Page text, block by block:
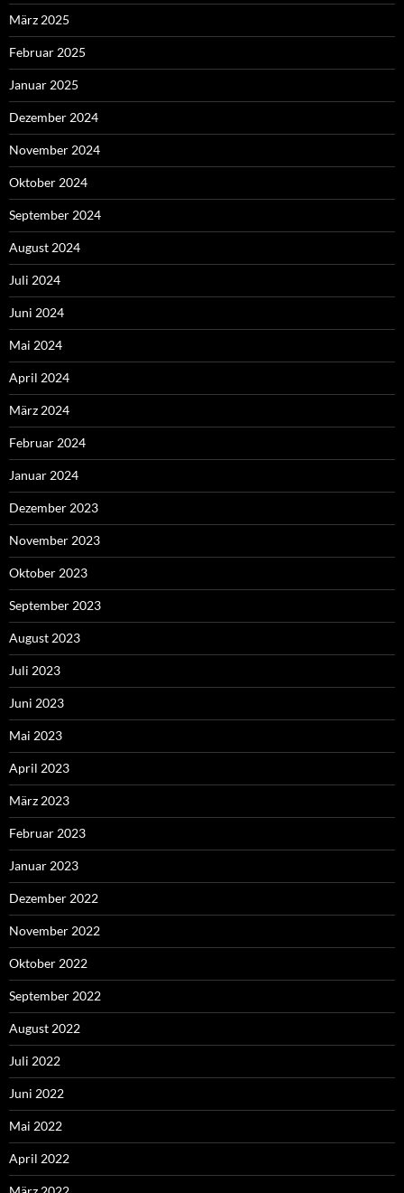
März 2025
Februar 2025
Januar 2025
Dezember 2024
November 2024
Oktober 2024
September 2024
August 2024
Juli 2024
Juni 2024
Mai 2024
April 2024
März 2024
Februar 2024
Januar 2024
Dezember 2023
November 2023
Oktober 2023
September 2023
August 2023
Juli 2023
Juni 2023
Mai 2023
April 2023
März 2023
Februar 2023
Januar 2023
Dezember 2022
November 2022
Oktober 2022
September 2022
August 2022
Juli 2022
Juni 2022
Mai 2022
April 2022